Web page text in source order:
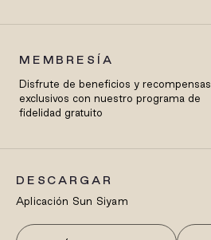
MEMBRESÍA
Disfrute de beneficios y recompensas
exclusivos con nuestro programa de
fidelidad gratuito
DESCARGAR
Aplicación Sun Siyam